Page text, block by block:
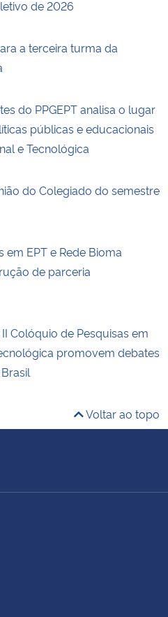
de 2026
a terceira turma da
do PPGEPT analisa o lugar
públicas e educacionais
e Tecnológica
do Colegiado do semestre
em EPT e Rede Bioma
de parceria
Colóquio de Pesquisas em
promovem debates
Voltar ao topo